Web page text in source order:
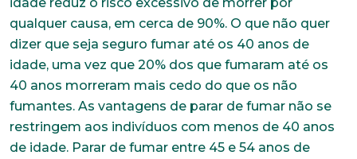
qualquer causa, em cerca de 90%. O que não quer
dizer que seja seguro fumar até os 40 anos de
idade, uma vez que 20% dos que fumaram até os
40 anos morreram mais cedo do que os não
fumantes. As vantagens de parar de fumar não se
restringem aos indivíduos com menos de 40 anos
de idade. Parar de fumar entre 45 e 54 anos de